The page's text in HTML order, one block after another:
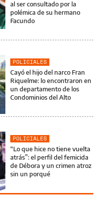
al ser consultado por la
polémica de su hermano
Facundo
POLICIALES
Cayó el hijo del narco Fran
Riquelme: lo encontraron en
un departamento de los
Condominios del Alto
POLICIALES
“Lo que hice no tiene vuelta
atrás”: el perfil del femicida
de Débora y un crimen atroz
sin un porqué